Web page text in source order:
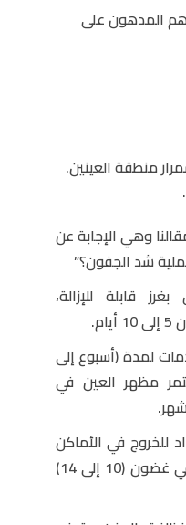
المدهون على
منطقة العينين.
وهي الإجابة عن
شد الجفون؟”
قابلة للإزالة،
لمدة (أسبوع إلى
مظهر العين في
للخروج في الأماكن
العامة والعودة إلى العمل في غضون (10 إلى 14)